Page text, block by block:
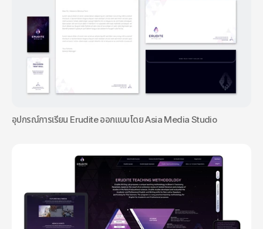
อุปกรณ์การเรียน Erudite ออกแบบโดย Asia Media Studio